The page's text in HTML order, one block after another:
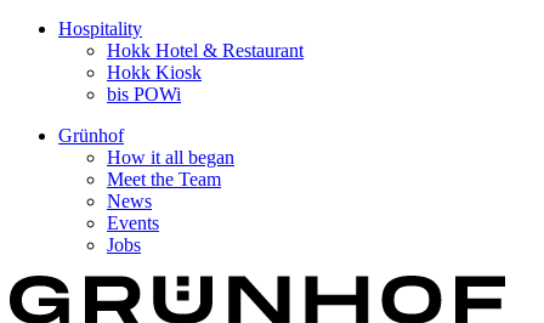
Hospitality
Hokk Hotel & Restaurant
Hokk Kiosk
bis POWi
Grünhof
How it all began
Meet the Team
News
Events
Jobs